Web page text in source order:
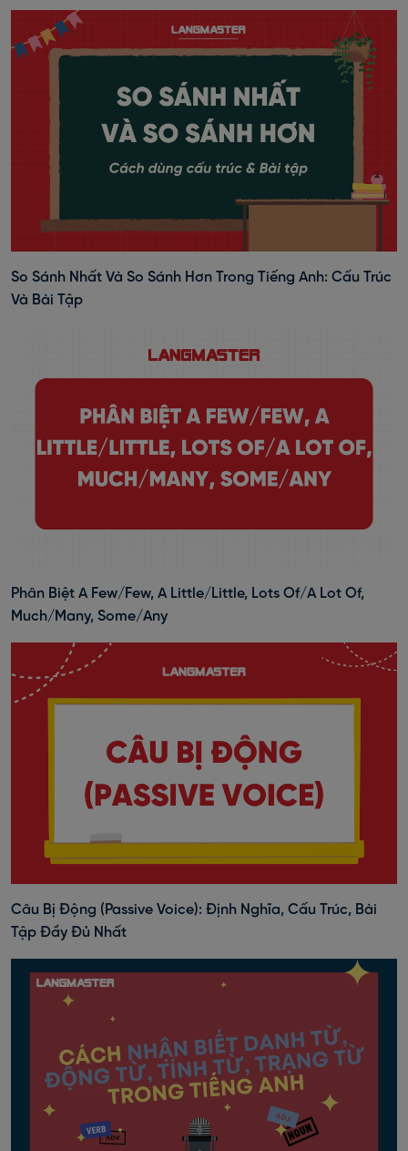
So Sánh Nhất Và So Sánh Hơn Trong Tiếng Anh: Cấu Trúc
Và Bài Tập
Phân Biệt A Few/Few, A Little/Little, Lots Of/A Lot Of,
Much/Many, Some/Any
Câu Bị Động (Passive Voice): Định Nghĩa, Cấu Trúc, Bài
Tập Đầy Đủ Nhất